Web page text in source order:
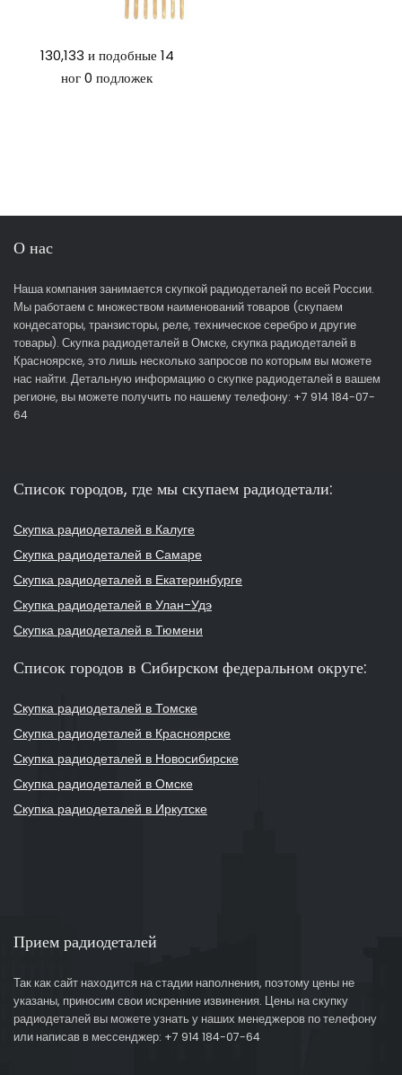
130,133 и подобные 14
ног 0 подложек
О нас
Наша компания занимается скупкой радиодеталей по всей России.
Мы работаем с множеством наименований товаров (скупаем
кондесаторы, транзисторы, реле, техническое серебро и другие
товары). Скупка радиодеталей в Омске, скупка радиодеталей в
Красноярске, это лишь несколько запросов по которым вы можете
нас найти. Детальную информацию о скупке радиодеталей в вашем
регионе, вы можете получить по нашему телефону: +7 914 184-07-
64
Список городов, где мы скупаем радиодетали:
Скупка радиодеталей в Калуге
Скупка радиодеталей в Самаре
Скупка радиодеталей в Екатеринбурге
Скупка радиодеталей в Улан-Удэ
Скупка радиодеталей в Тюмени
Список городов в Сибирском федеральном округе:
Скупка радиодеталей в Томске
Скупка радиодеталей в Красноярске
Скупка радиодеталей в Новосибирске
Скупка радиодеталей в Омске
Скупка радиодеталей в Иркутске
Прием радиодеталей
Так как сайт находится на стадии наполнения, поэтому цены не
указаны, приносим свои искренние извинения. Цены на скупку
радиодеталей вы можете узнать у наших менеджеров по телефону
или написав в мессенджер: +7 914 184-07-64